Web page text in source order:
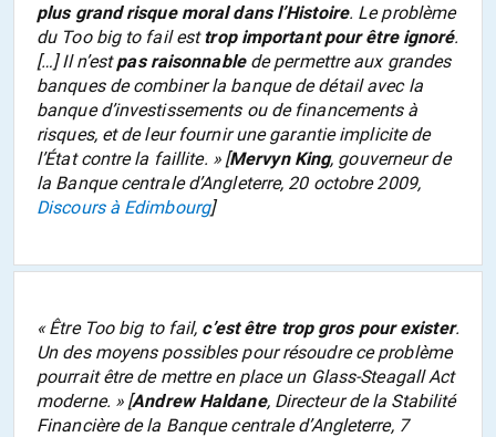
plus grand risque moral dans l’Histoire. Le problème
du Too big to fail esttrop important pour être ignoré.
[…] Il n’estpas raisonnable de permettre aux grandes
banques de combiner la banque de détail avec la
banque d’investissements ou de financements à
risques, et de leur fournir une garantie implicite de
l’État contre la faillite. » [Mervyn King, gouverneur de
la Banque centrale d’Angleterre, 20 octobre 2009,
Discours à Edimbourg]
«Être Too big to fail, c’est être trop gros pour exister.
Un des moyens possibles pour résoudre ce problème
pourrait être de mettre en place un Glass-Steagall Act
moderne. » [Andrew Haldane, Directeur de la Stabilité
Financière de la Banque centrale d’Angleterre, 7